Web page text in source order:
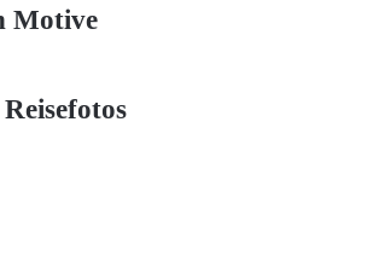
Motive